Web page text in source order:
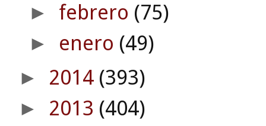
► febrero (75)
► enero (49)
► 2014 (393)
► 2013 (404)